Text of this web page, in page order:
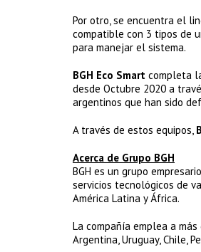
Por otro, se encuentra el
compatible con 3 tipos de
para manejar el sistema.
BGH Eco Smart completa
desde Octubre 2020 a
argentinos que han sido
A través de estos equipos,
Acerca de Grupo BGH
BGH es un grupo
servicios tecnológicos de
América Latina y África.
La compañía emplea a
Argentina, Uruguay, Chile,